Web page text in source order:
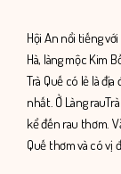
Hội An nổi tiếng
Hà, làng mộc Kim
Trà Quế có lẻ là
nhất. Ở Làng
kể đến rau thơm.
Quế thơm và có vị